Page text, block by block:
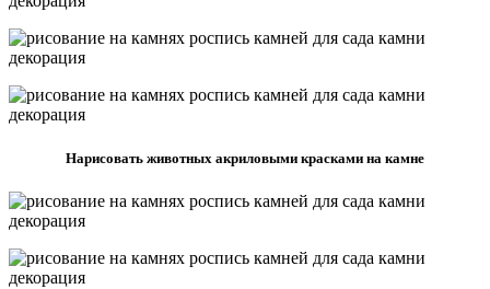
Нарисовать животных акриловыми красками на камне